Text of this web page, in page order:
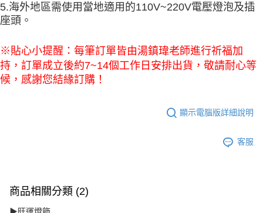
5.海外地區需使用當地適用的110V~220V電壓燈泡及插
座頭。
※貼心小提醒：每筆訂單皆由湯鎮瑋老師進行祈福加
持，訂單成立後約7~14個工作日安排出貨，敬請耐心等
候，感謝您結緣訂購！
顯示電腦版詳細說明
客服
商品相關分類 (2)
▶旺運燈飾